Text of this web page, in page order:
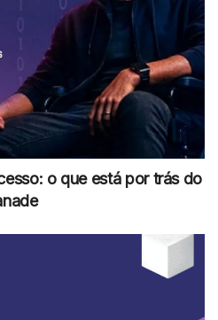
o que está por trás do